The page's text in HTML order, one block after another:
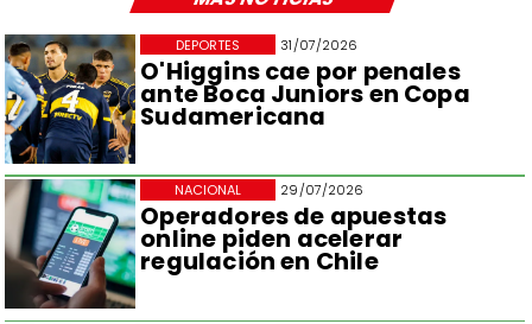
31/07/2026
O'Higgins cae por penales
ante Boca Juniors en Copa
Sudamericana
DEPORTES
29/07/2026
Operadores de apuestas
online piden acelerar
regulación en Chile
NACIONAL